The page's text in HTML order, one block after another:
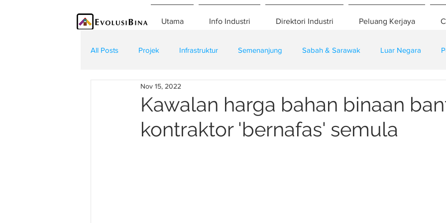
Utama Info Industri Direktori Industri Peluang Kerjaya
All Posts Projek Infrastruktur Semenanjung Sabah & Sarawak Luar Negara
Teknologi Kontraktor
Kawalan harga bahan binaan
kontraktor 'bernafas' semula
Nov 15, 2022